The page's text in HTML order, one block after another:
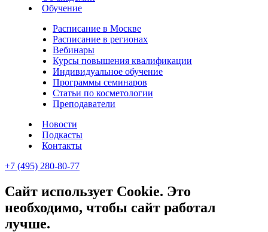
Обучение
Расписание в Москве
Расписание в регионах
Вебинары
Курсы повышения квалификации
Индивидуальное обучение
Программы семинаров
Статьи по косметологии
Преподаватели
Новости
Подкасты
Контакты
+7 (495) 280-80-77
Сайт использует Cookie. Это
необходимо, чтобы сайт работал
лучше.